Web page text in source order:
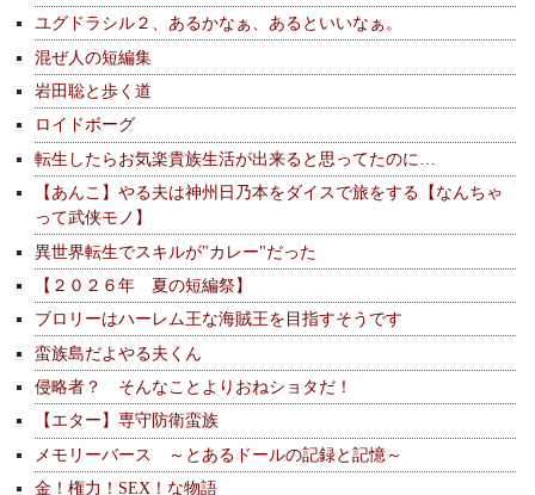
ユグドラシル２、あるかなぁ、あるといいなぁ。
混ぜ人の短編集
岩田聡と歩く道
ロイドボーグ
転生したらお気楽貴族生活が出来ると思ってたのに…
【あんこ】やる夫は神州日乃本をダイスで旅をする【なんちゃ
って武侠モノ】
異世界転生でスキルが"カレー"だった
【２０２６年 夏の短編祭】
ブロリーはハーレム王な海賊王を目指すそうです
蛮族島だよやる夫くん
侵略者？ そんなことよりおねショタだ！
【エター】専守防衛蛮族
メモリーバース ～とあるドールの記録と記憶～
金！権力！SEX！な物語